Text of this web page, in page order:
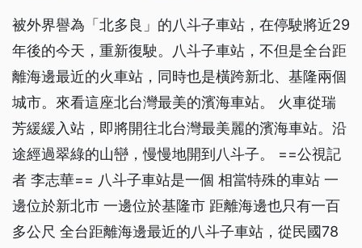
被外界譽為「北多良」的八斗子車站，在停駛將近29
年後的今天，重新復駛。八斗子車站，不但是全台距
離海邊最近的火車站，同時也是橫跨新北、基隆兩個
城市。來看這座北台灣最美的濱海車站。 火車從瑞
芳緩緩入站，即將開往北台灣最美麗的濱海車站。沿
途經過翠綠的山巒，慢慢地開到八斗子。 ==公視記
者 李志華== 八斗子車站是一個 相當特殊的車站 一
邊位於新北市 一邊位於基隆市 距離海邊也只有一百
多公尺 全台距離海邊最近的八斗子車站，從民國78